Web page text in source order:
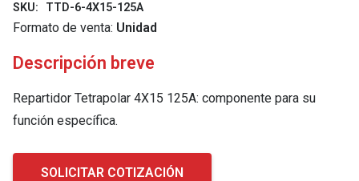
SKU: TTD-6-4X15-125A
Formato de venta: Unidad
Descripción breve
Repartidor Tetrapolar 4X15 125A: componente para su
función específica.
SOLICITAR COTIZACIÓN